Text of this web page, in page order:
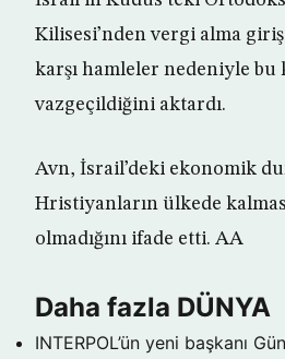
Kilisesi’nden vergi alma
karşı hamleler nedeniyle bu
vazgeçildiğini aktardı.
Avn, İsrail’deki ekonomik
Hristiyanların ülkede
olmadığını ifade etti. AA
Daha fazla DÜNYA
INTERPOL’ün yeni başkanı